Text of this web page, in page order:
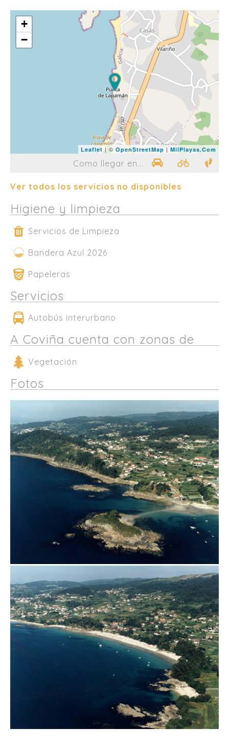
+
−
Leaflet | © OpenStreetMap|MilPlayas.Com
Como llegar en...
Ver todos los servicios no disponibles
Higiene y limpieza
Servicios de Limpieza
Bandera Azul 2026
Papeleras
Servicios
Autobús interurbano
A Coviña cuenta con zonas de
Vegetación
Fotos